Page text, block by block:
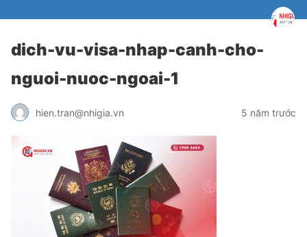
dich-vu-visa-nhap-canh-cho-
nguoi-nuoc-ngoai-1
hien.tran@nhigia.vn 5 năm trước